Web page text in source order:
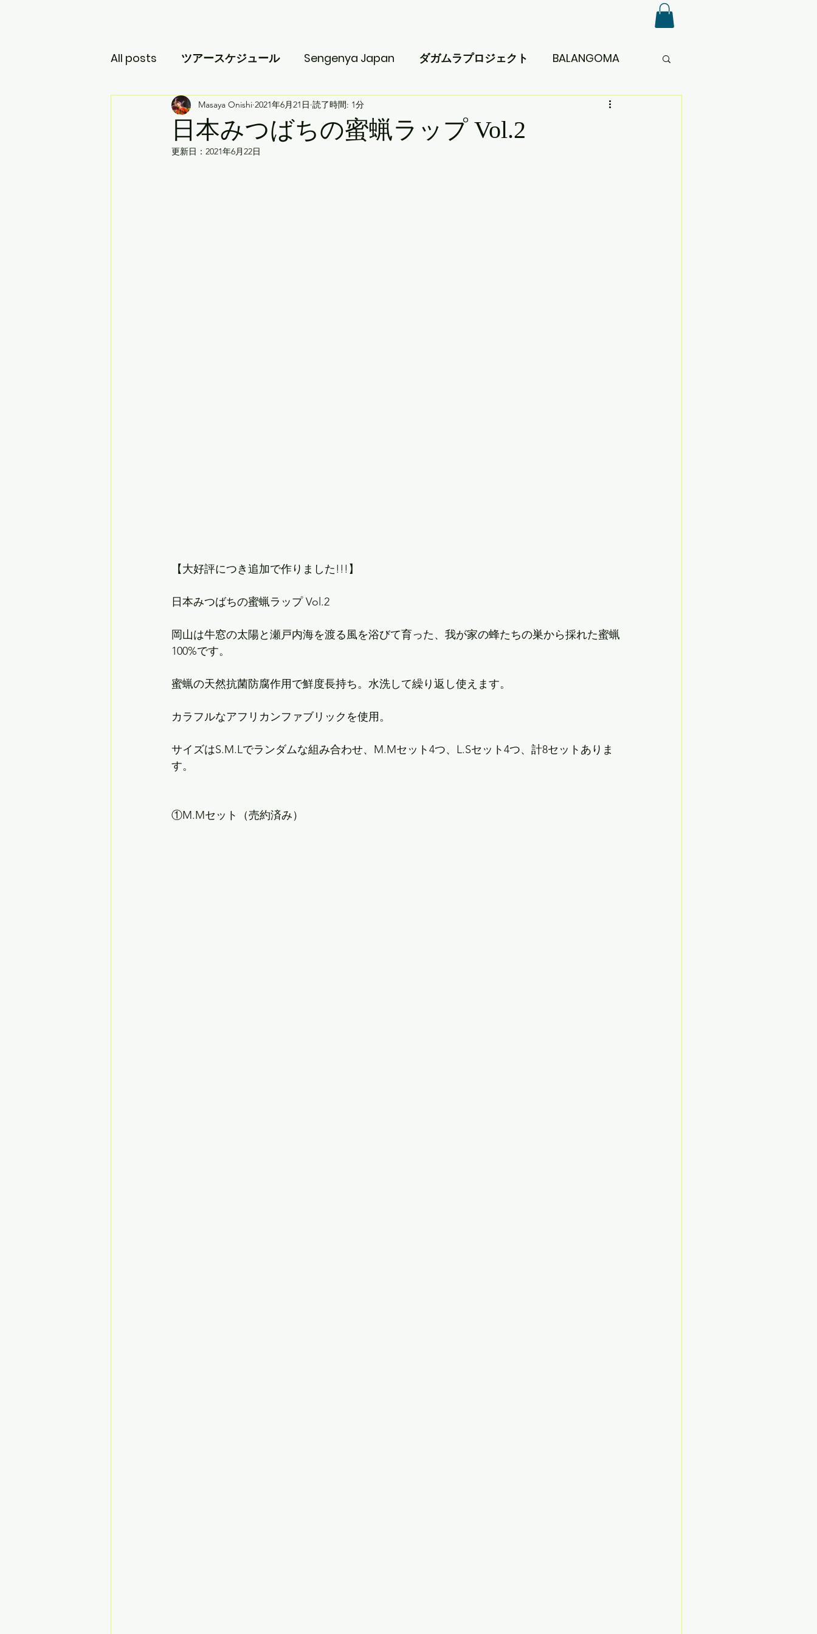
All posts ツアースケジュール Sengenya Japan ダガムラプロジェクト BALANGOMA
CD&Products Video
日本みつばちの蜜蝋ラップ Vol.2
Masaya Onishi 2021年6月21日 読了時間: 1分
更新日： 2021年6月22日
【大好評につき追加で作りました!!!】
日本みつばちの蜜蝋ラップ Vol.2
岡山は牛窓の太陽と瀬戸内海を渡る風を浴びて育った、我が家の蜂たちの巣から採れた蜜蝋
100%です。
蜜蝋の天然抗菌防腐作用で鮮度長持ち。水洗して繰り返し使えます。
カラフルなアフリカンファブリックを使用。
サイズはS.M.Lでランダムな組み合わせ、M.Mセット4つ、L.Sセット4つ、計8セットありま
す。
①M.Mセット（売約済み）